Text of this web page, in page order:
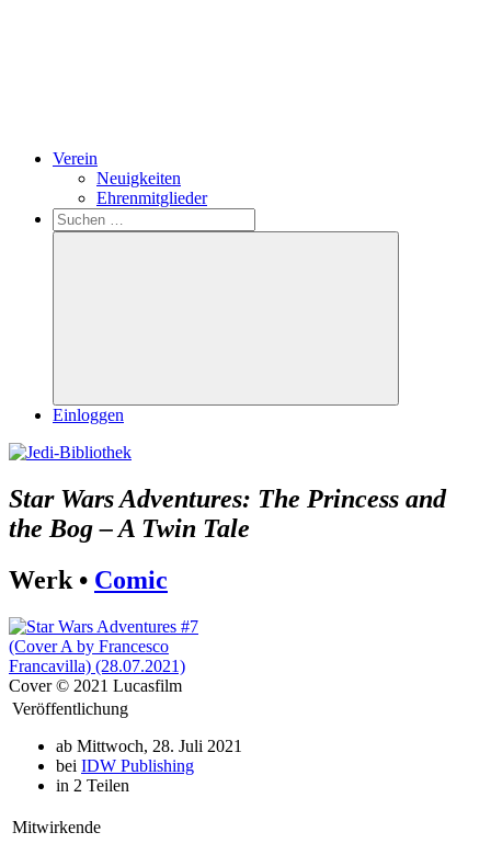
Verein
Neuigkeiten
Ehrenmitglieder
Search
Suchen
nach:
Suchen
Einloggen
Star Wars Adventures: The Princess and
the Bog – A Twin Tale
Werk • Comic
Cover © 2021 Lucasfilm
Veröffentlichung
ab Mittwoch, 28. Juli 2021
bei IDW Publishing
in 2 Teilen
Mitwirkende